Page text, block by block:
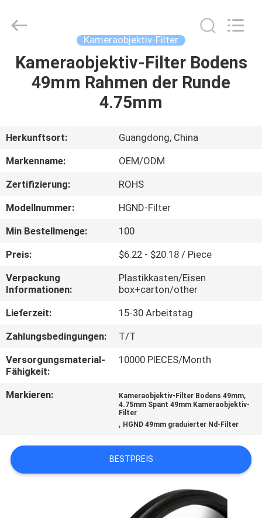
HAUS
ÜBER
UNS
FABRIK-
AUSFLUG
QUALITÄTSKONTROLLE
TRETEN
SIE
MIT
IN
VERBINDUNG
SIE
EIN
Ltd..
Kameraobjektiv-Filter
Kameraobjektiv-Filter Bodens
49mm Rahmen der Runde
4.75mm
Herkunftsort:
Guangdong, China
Markenname:
OEM/ODM
Zertifizierung:
ROHS
Modellnummer:
HGND-Filter
Min Bestellmenge:
100
Preis:
$6.22 - $20.18 / Piece
Verpackung
Informationen:
Plastikkasten/Eisen
box+carton/other
Lieferzeit:
15-30 Arbeitstag
Zahlungsbedingungen:
T/T
Versorgungsmaterial-
Fähigkeit:
10000 PIECES/Month
Markieren: Kameraobjektiv-Filter Bodens 49mm,
4.75mm Spant 49mm Kameraobjektiv-
Filter
, HGND 49mm graduierter Nd-Filter
BESTPREIS